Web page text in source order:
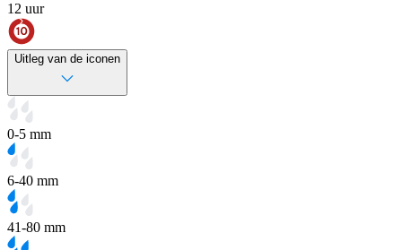
12 uur
Uitleg van de iconen
0-5 mm
6-40 mm
41-80 mm